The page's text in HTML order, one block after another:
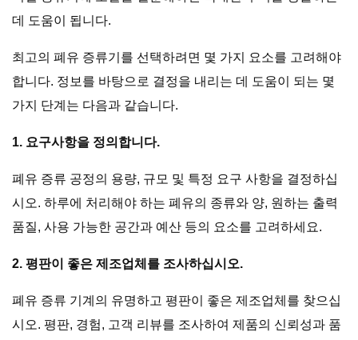
데 도움이 됩니다.
최고의 폐유 증류기를 선택하려면 몇 가지 요소를 고려해야
합니다. 정보를 바탕으로 결정을 내리는 데 도움이 되는 몇
가지 단계는 다음과 같습니다.
1. 요구사항을 정의합니다.
폐유 증류 공정의 용량, 규모 및 특정 요구 사항을 결정하십
시오. 하루에 처리해야 하는 폐유의 종류와 양, 원하는 출력
품질, 사용 가능한 공간과 예산 등의 요소를 고려하세요.
2. 평판이 좋은 제조업체를 조사하십시오.
폐유 증류 기계의 유명하고 평판이 좋은 제조업체를 찾으십
시오. 평판, 경험, 고객 리뷰를 조사하여 제품의 신뢰성과 품